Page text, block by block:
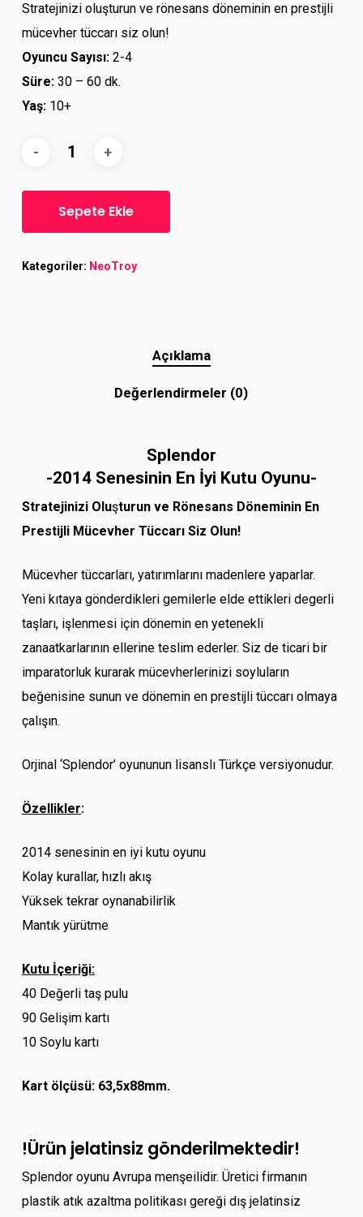
Stratejinizi oluşturun ve rönesans döneminin en prestijli
mücevher tüccarı siz olun!
Oyuncu Sayısı:2-4
Süre:30 – 60 dk.
Yaş:10+
Sepete Ekle
Kategoriler: NeoTroy
Açıklama
Değerlendirmeler (0)
Splendor
-2014 Senesinin En İyi Kutu Oyunu-
Stratejinizi Oluşturun ve Rönesans Döneminin En
Prestijli Mücevher Tüccarı Siz Olun!
Mücevher tüccarları, yatırımlarını madenlere yaparlar.
Yeni kıtaya gönderdikleri gemilerle elde ettikleri degerli
taşları, işlenmesi için dönemin en yetenekli
zanaatkarlarının ellerine teslim ederler. Siz de ticari bir
imparatorluk kurarak mücevherlerinizi soyluların
beğenisine sunun ve dönemin en prestijli tüccarı olmaya
çalışın.
Orjinal ‘Splendor’ oyununun lisanslı Türkçe versiyonudur.
Özellikler:
2014 senesinin en iyi kutu oyunu
Kolay kurallar, hızlı akış
Yüksek tekrar oynanabilirlik
Mantık yürütme
Kutu İçeriği:
40 Değerli taş pulu
90 Gelişim kartı
10 Soylu kartı
Kart ölçüsü: 63,5x88mm.
!Ürün jelatinsiz gönderilmektedir!
Splendor oyunu Avrupa menşeilidir. Üretici firmanın
plastik atık azaltma politikası gereği dış jelatinsiz